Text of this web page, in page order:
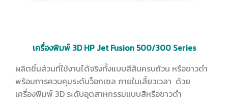
เครื่องพิมพ์ 3D HP Jet Fusion 500/300 Series
ผลิตชิ้นส่วนที่ใช้งานได้จริงทั้งแบบสีสันครบถ้วน หรือขาวดำ
พร้อมการควบคุมระดับว็อกเซล ภายในเสี้ยวเวลา ด้วย
เครื่องพิมพ์ 3D ระดับอุตสาหกรรมแบบสีหรือขาวดำ